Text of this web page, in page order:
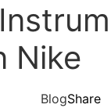
Nike
BlogShare